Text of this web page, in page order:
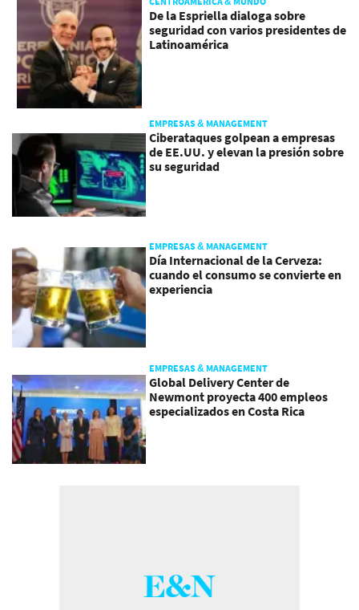
De la Espriella dialoga sobre
seguridad con varios presidentes de
Latinoamérica
EMPRESAS & MANAGEMENT
Ciberataques golpean a empresas
de EE.UU. y elevan la presión sobre
su seguridad
EMPRESAS & MANAGEMENT
Día Internacional de la Cerveza:
cuando el consumo se convierte en
experiencia
EMPRESAS & MANAGEMENT
Global Delivery Center de
Newmont proyecta 400 empleos
especializados en Costa Rica